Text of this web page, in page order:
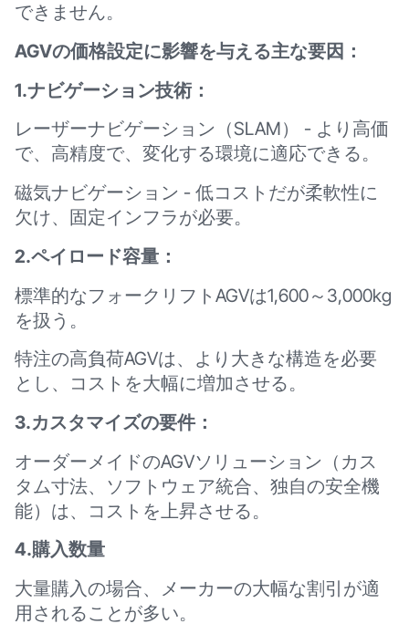
できません。
AGVの価格設定に影響を与える主な要因：
1.ナビゲーション技術：
レーザーナビゲーション（SLAM） - より高価
で、高精度で、変化する環境に適応できる。
磁気ナビゲーション - 低コストだが柔軟性に
欠け、固定インフラが必要。
2.ペイロード容量：
標準的なフォークリフトAGVは1,600～3,000kg
を扱う。
特注の高負荷AGVは、より大きな構造を必要
とし、コストを大幅に増加させる。
3.カスタマイズの要件：
オーダーメイドのAGVソリューション（カス
タム寸法、ソフトウェア統合、独自の安全機
能）は、コストを上昇させる。
4.購入数量
大量購入の場合、メーカーの大幅な割引が適
用されることが多い。